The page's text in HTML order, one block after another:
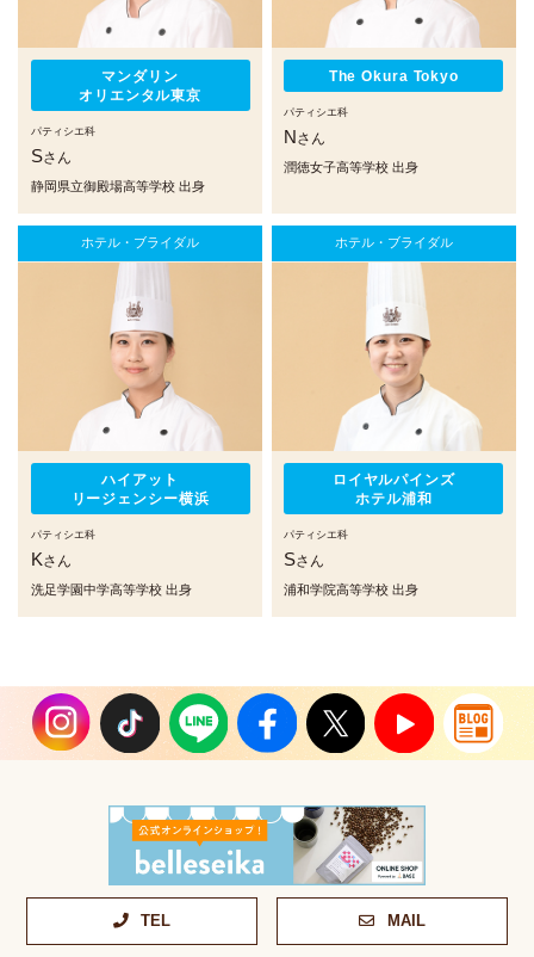
マンダリン
オリエンタル東京
パティシエ科
Sさん
静岡県立御殿場高等学校 出身
The Okura Tokyo
パティシエ科
N さん
潤徳女子高等学校 出身
ホテル・ブライダル
ハイアット
リージェンシー横浜
パティシエ科
Kさん
洗足学園中学高等学校 出身
ホテル・ブライダル
ロイヤルパインズ
ホテル浦和
パティシエ科
Sさん
浦和学院高等学校 出身
TEL MAIL